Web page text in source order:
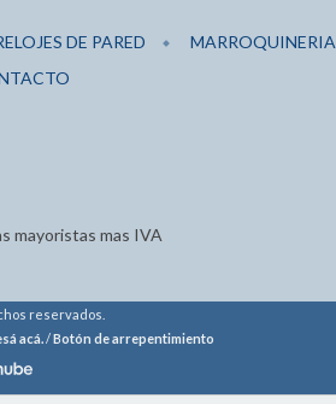
DE PARED MARROQUINERIA
mayoristas mas IVA
reservados.
acá./Botón de arrepentimiento